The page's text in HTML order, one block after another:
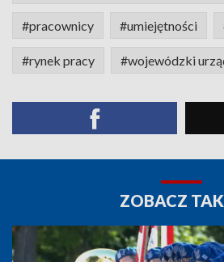
#pracownicy #umiejętności
#rynek pracy #wojewódzki
ZOBACZ